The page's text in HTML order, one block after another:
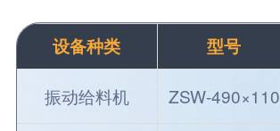
设备种类 型号
振动给料机 ZSW-490×110